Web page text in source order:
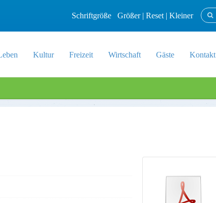
Schriftgröße Größer| Reset | Kleiner
Kultur Freizeit Wirtschaft Gäste Kontakt